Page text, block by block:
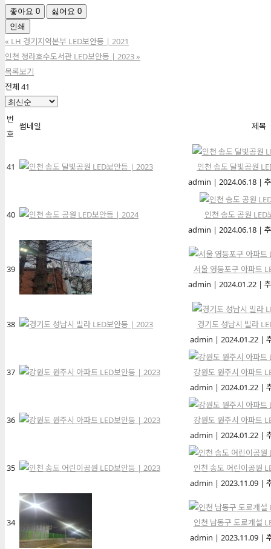
좋아요 0 싫어요 0
인쇄
« LH 경기지역본부 LED보안등 | 2021
인천 청라호수도서관 LED보안등 | 2023 »
목록보기
전체 41
번
호
썸네일 제목
41
인천 송도 달빛공원
admin | 2024.06.18 |
40
인천 송도 공원
admin | 2024.06.18 |
39
서울 영등포구 아파트
admin | 2024.01.22 |
38
경기도 성남시 빌라
admin | 2024.01.22 |
37
강원도 원주시 아파트
admin | 2024.01.22 |
36
강원도 원주시 아파트
admin | 2024.01.22 |
35
인천 송도 어린이공원
admin | 2023.11.09 |
34
인천 남동구 도로개설
admin | 2023.11.09 |